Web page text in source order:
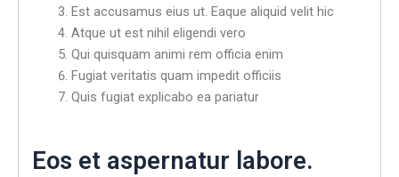
Est accusamus eius ut. Eaque aliquid velit hic
Atque ut est nihil eligendi vero
Qui quisquam animi rem officia enim
Fugiat veritatis quam impedit officiis
Quis fugiat explicabo ea pariatur
Eos et aspernatur labore.